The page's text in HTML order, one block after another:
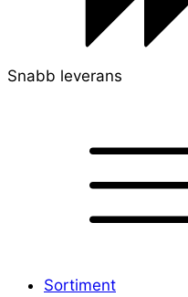
Snabb leverans
Sortiment